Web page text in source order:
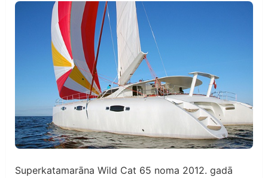
Superkatamarāna Wild Cat 65 noma 2012. gadā